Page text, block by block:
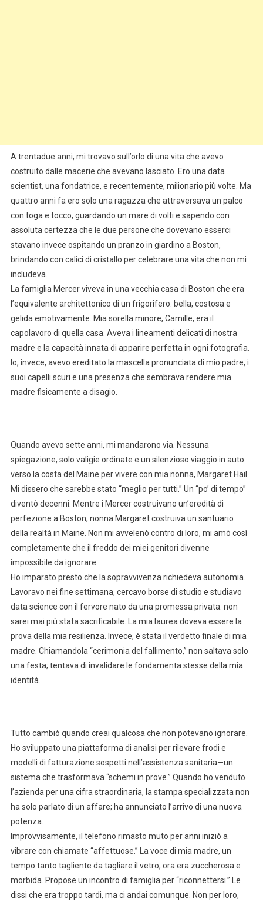
A trentadue anni, mi trovavo sull’orlo di una vita che avevo
costruito dalle macerie che avevano lasciato. Ero una data
scientist, una fondatrice, e recentemente, milionario più volte. Ma
quattro anni fa ero solo una ragazza che attraversava un palco
con toga e tocco, guardando un mare di volti e sapendo con
assoluta certezza che le due persone che dovevano esserci
stavano invece ospitando un pranzo in giardino a Boston,
brindando con calici di cristallo per celebrare una vita che non mi
includeva.
La famiglia Mercer viveva in una vecchia casa di Boston che era
l’equivalente architettonico di un frigorifero: bella, costosa e
gelida emotivamente. Mia sorella minore, Camille, era il
capolavoro di quella casa. Aveva i lineamenti delicati di nostra
madre e la capacità innata di apparire perfetta in ogni fotografia.
Io, invece, avevo ereditato la mascella pronunciata di mio padre, i
suoi capelli scuri e una presenza che sembrava rendere mia
madre fisicamente a disagio.
Quando avevo sette anni, mi mandarono via. Nessuna
spiegazione, solo valigie ordinate e un silenzioso viaggio in auto
verso la costa del Maine per vivere con mia nonna, Margaret Hail.
Mi dissero che sarebbe stato “meglio per tutti.” Un “po’ di tempo”
diventò decenni. Mentre i Mercer costruivano un’eredità di
perfezione a Boston, nonna Margaret costruiva un santuario
della realtà in Maine. Non mi avvelenò contro di loro, mi amò così
completamente che il freddo dei miei genitori divenne
impossibile da ignorare.
Ho imparato presto che la sopravvivenza richiedeva autonomia.
Lavoravo nei fine settimana, cercavo borse di studio e studiavo
data science con il fervore nato da una promessa privata: non
sarei mai più stata sacrificabile. La mia laurea doveva essere la
prova della mia resilienza. Invece, è stata il verdetto finale di mia
madre. Chiamandola “cerimonia del fallimento,” non saltava solo
una festa; tentava di invalidare le fondamenta stesse della mia
identità.
Tutto cambiò quando creai qualcosa che non potevano ignorare.
Ho sviluppato una piattaforma di analisi per rilevare frodi e
modelli di fatturazione sospetti nell’assistenza sanitaria—un
sistema che trasformava “schemi in prove.” Quando ho venduto
l’azienda per una cifra straordinaria, la stampa specializzata non
ha solo parlato di un affare; ha annunciato l’arrivo di una nuova
potenza.
Improvvisamente, il telefono rimasto muto per anni iniziò a
vibrare con chiamate “affettuose.” La voce di mia madre, un
tempo tanto tagliente da tagliare il vetro, ora era zuccherosa e
morbida. Propose un incontro di famiglia per “riconnettersi.” Le
dissi che era troppo tardi, ma ci andai comunque. Non per loro,